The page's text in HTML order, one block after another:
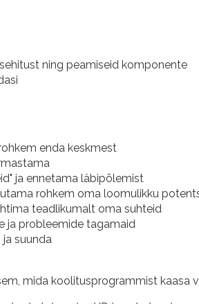
ning peamiseid komponente
enda keskmest
ja ennetama läbipõlemist
rohkem oma loomulikku
teadlikumalt oma suhteid
ja probleemide tagamaid
suunda
mida koolitusprogrammist kaasa